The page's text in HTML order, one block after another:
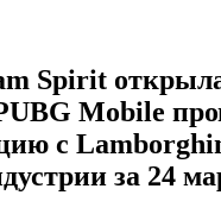
Spirit
Mobile
с
за 24